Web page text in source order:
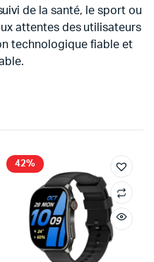
de la santé, le sport ou
attentes des utilisateurs
technologique fiable et
42%